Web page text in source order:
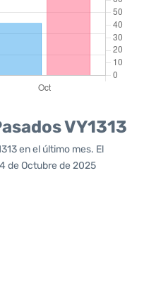
VY1313
en el último mes. El
de Octubre de 2025